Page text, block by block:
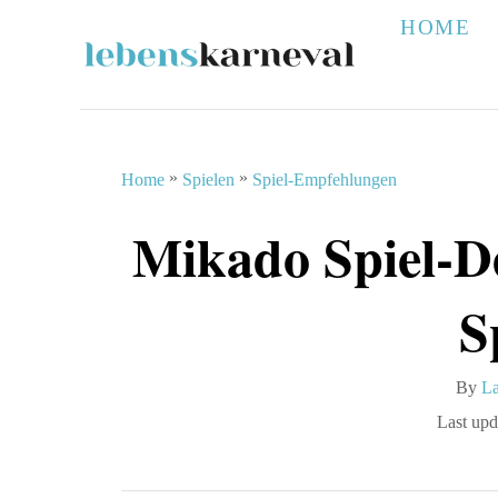
HOME
Home » Spielen » Spiel-Empfehlungen
Mikado Spiel-
By A
u
P
Last